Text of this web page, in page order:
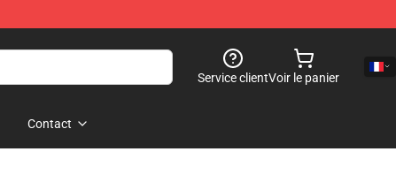
Service clientVoir le panier
Contact